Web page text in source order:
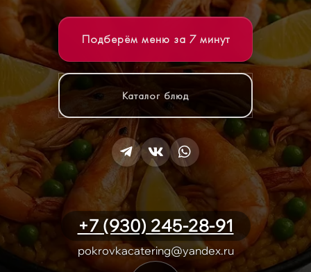
Подберём меню за 7 минут
Каталог блюд
+7 (930) 245-28-91
pokrovkacatering@yandex.ru